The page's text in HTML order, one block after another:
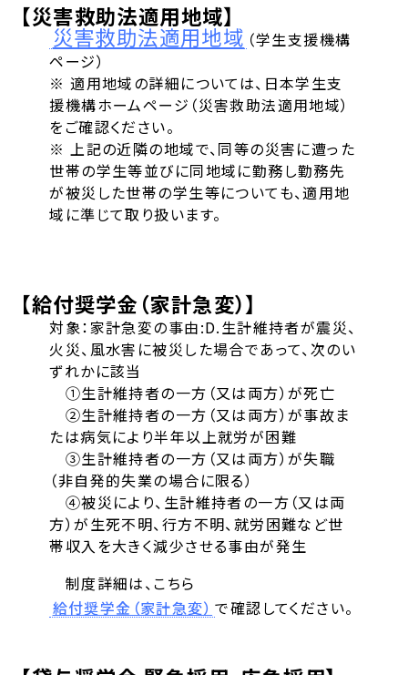
【災害救助法適用地域】
災害救助法適用地域 （学生支援機構
ページ）
※ 適用地域の詳細については、日本学生支
援機構ホームページ（災害救助法適用地域）
をご確認ください。
※ 上記の近隣の地域で、同等の災害に遭った
世帯の学生等並びに同地域に勤務し勤務先
が被災した世帯の学生等についても、適用地
域に準じて取り扱います。
【給付奨学金（家計急変）】
対象：家計急変の事由:D.生計維持者が震災、
火災、風水害に被災した場合であって、次のい
ずれかに該当
①生計維持者の一方（又は両方）が死亡
②生計維持者の一方（又は両方）が事故ま
たは病気により半年以上就労が困難
③生計維持者の一方（又は両方）が失職
（非自発的失業の場合に限る）
④被災により、生計維持者の一方（又は両
方）が生死不明、行方不明、就労困難など世
帯収入を大きく減少させる事由が発生
制度詳細は、こちら
給付奨学金（家計急変） で確認してください。